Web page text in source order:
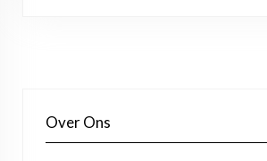
Over Ons